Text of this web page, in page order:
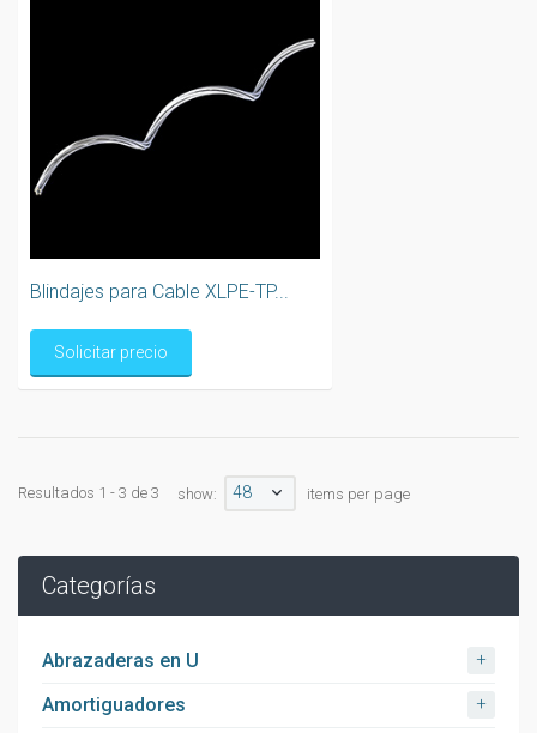
Blindajes para Cable XLPE-TP...
Solicitar precio
Resultados 1 - 3 de 3 show: 48 items per page
Categorías
Abrazaderas en U +
Amortiguadores +